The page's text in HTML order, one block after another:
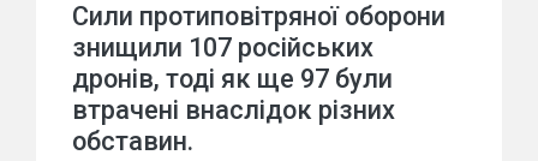
Сили протиповітряної оборони
знищили 107 російських
дронів, тоді як ще 97 були
втрачені внаслідок різних
обставин.